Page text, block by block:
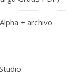
+ archivo